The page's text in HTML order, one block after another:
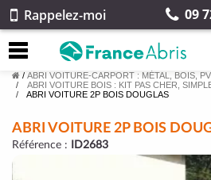
Rappelez-moi 09
/ ABRI VOITURE-CARPORT : MÉTAL, BOIS,
ABRI VOITURE BOIS : KIT PAS CHER,
ABRI VOITURE 2P BOIS DOUGLAS
ABRI VOITURE 2P BOIS
Référence : ID2683